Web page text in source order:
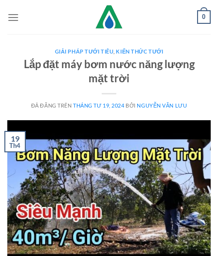
đến
0
GIẢI PHÁP TƯỚI TIÊU ,KIẾN THỨC TƯỚI
Lắp đặt máy bơm nước năng lượng
mặt trời
ĐÃ ĐĂNG TRÊNTHÁNG TƯ 19, 2024 BỞI NGUYỄN VĂN LƯU
19
Th4